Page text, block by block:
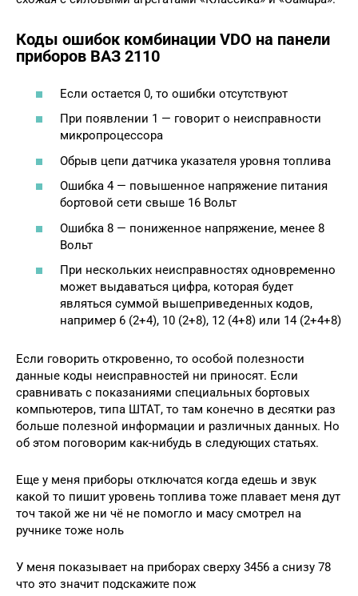
Коды ошибок комбинации VDO на панели
приборов ВАЗ 2110
Если остается 0, то ошибки отсутствуют
При появлении 1 — говорит о неисправности
микропроцессора
Обрыв цепи датчика указателя уровня топлива
Ошибка 4 — повышенное напряжение питания
бортовой сети свыше 16 Вольт
Ошибка 8 — пониженное напряжение, менее 8
Вольт
При нескольких неисправностях одновременно
может выдаваться цифра, которая будет
являться суммой вышеприведенных кодов,
например 6 (2+4), 10 (2+8), 12 (4+8) или 14 (2+4+8)
Если говорить откровенно, то особой полезности
данные коды неисправностей ни приносят. Если
сравнивать с показаниями специальных бортовых
компьютеров, типа ШТАТ, то там конечно в десятки раз
больше полезной информации и различных данных. Но
об этом поговорим как-нибудь в следующих статьях.
Еще у меня приборы отключатся когда едешь и звук
какой то пишит уровень топлива тоже плавает меня дут
точ такой же ни чё не помогло и масу смотрел на
ручнике тоже ноль
У меня показывает на приборах сверху 3456 а снизу 78
что это значит подскажите пож